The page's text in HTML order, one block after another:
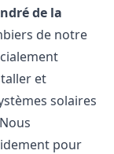
de la
de notre
et
solaires
pour